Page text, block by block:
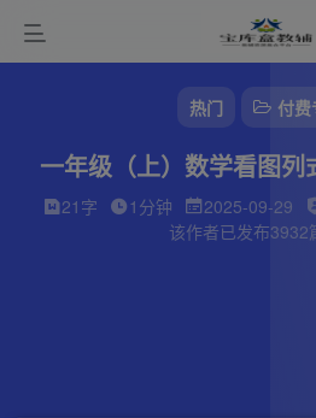
热门 付费
一年级（上）数学看图
21字 1分钟 2025-09-29
该作者已发布3932